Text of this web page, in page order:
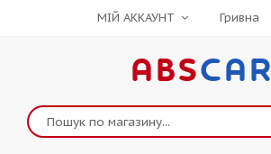
МІЙ АККАУНТ
ABSCAR